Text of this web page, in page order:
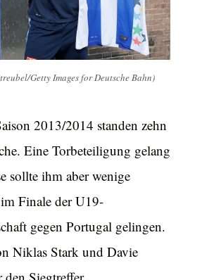
Getty Images for Deutsche Bahn)
2013/2014 standen zehn
Eine Torbeteiligung gelang
sollte ihm aber wenige
Finale der U19-
gegen Portugal gelingen.
Niklas Stark und Davie